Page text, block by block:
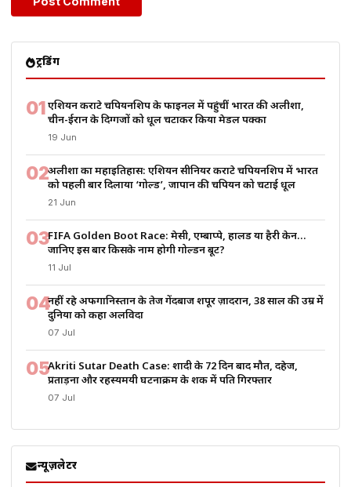
ट्रेंडिंग
01एशियन कराटे चैंपियनशिप के फाइनल में पहुंचीं भारत की अलीशा,
चीन-ईरान के दिग्गजों को धूल चटाकर किया मेडल पक्का
19 Jun
02अलीशा का महाइतिहास: एशियन सीनियर कराटे चैंपियनशिप में भारत
को पहली बार दिलाया ‘गोल्ड’, जापान की चैंपियन को चटाई धूल
21 Jun
03FIFA Golden Boot Race: मेसी, एम्बाप्पे, हालैंड या हैरी केन…
जानिए इस बार किसके नाम होगी गोल्डन बूट?
11 Jul
04नहीं रहे अफगानिस्तान के तेज गेंदबाज शपूर ज़ादरान, 38 साल की उम्र में
दुनिया को कहा अलविदा
07 Jul
05Akriti Sutar Death Case: शादी के 72 दिन बाद मौत, दहेज,
प्रताड़ना और रहस्यमयी घटनाक्रम के शक में पति गिरफ्तार
07 Jul
न्यूज़लेटर